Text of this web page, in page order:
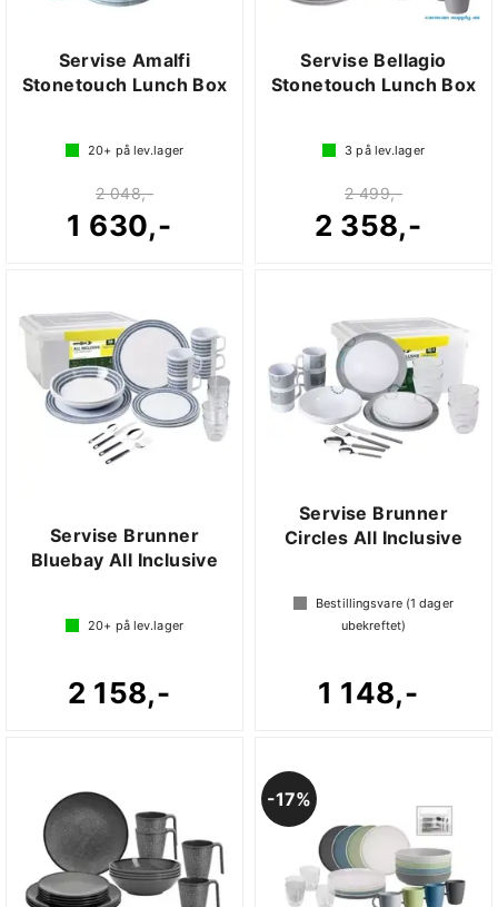
Servise Amalfi
Stonetouch Lunch Box
20+ på lev.lager
2 048,-
1 630,-
Servise Bellagio
Stonetouch Lunch Box
3 på lev.lager
2 499,-
2 358,-
Servise Brunner
Bluebay All Inclusive
20+ på lev.lager
2 158,-
Servise Brunner
Circles All Inclusive
Bestillingsvare (1 dager
ubekreftet)
1 148,-
17%